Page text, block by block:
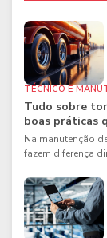
TÉCNICO E
Tudo sobre
boas práticas
Na manutenção
fazem diferença